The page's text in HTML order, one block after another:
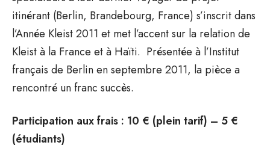
itinérant (Berlin, Brandebourg, France) s’inscrit dans
l’Année Kleist 2011 et met l’accent sur la relation de
Kleist à la France et à Haïti. Présentée à l’Institut
français de Berlin en septembre 2011, la pièce a
rencontré un franc succès.
Participation aux frais : 10 € (plein tarif) – 5 €
(étudiants)